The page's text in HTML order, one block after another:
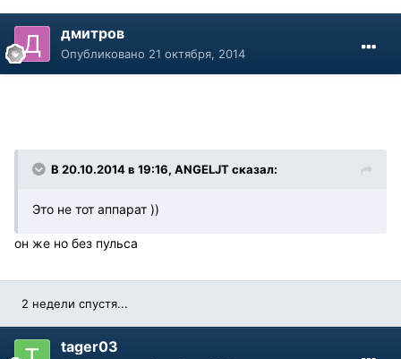
дмитров
Опубликовано 21 октября, 2014
В 20.10.2014 в 19:16, ANGELJT сказал:
Это не тот аппарат ))
он же но без пульса
2 недели спустя...
tager03